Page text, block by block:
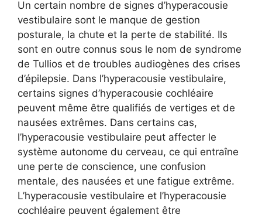
Un certain nombre de signes d’hyperacousie
vestibulaire sont le manque de gestion
posturale, la chute et la perte de stabilité. Ils
sont en outre connus sous le nom de syndrome
de Tullios et de troubles audiogènes des crises
d’épilepsie. Dans l’hyperacousie vestibulaire,
certains signes d’hyperacousie cochléaire
peuvent même être qualifiés de vertiges et de
nausées extrêmes. Dans certains cas,
l’hyperacousie vestibulaire peut affecter le
système autonome du cerveau, ce qui entraîne
une perte de conscience, une confusion
mentale, des nausées et une fatigue extrême.
L’hyperacousie vestibulaire et l’hyperacousie
cochléaire peuvent également être